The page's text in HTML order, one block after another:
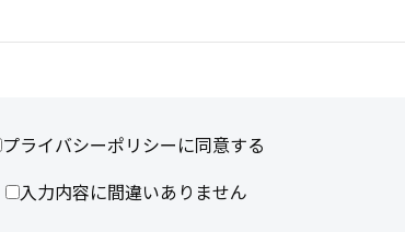
プライバシーポリシーに同意する
入力内容に間違いありません